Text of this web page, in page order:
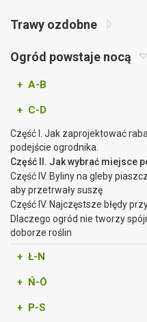
Trawy ozdobne
Ogród powstaje nocą
+ A-B
+ C-D
Część I. Jak zaprojektować
podejście ogrodnika.
Część II. Jak wybrać miejsce
Część IV. Byliny na gleby
aby przetrwały suszę
Część IV. Najczęstsze błędy
Dlaczego ogród nie tworzy
doborze roślin
+ Ł-N
+ Ń-Ó
+ P-S